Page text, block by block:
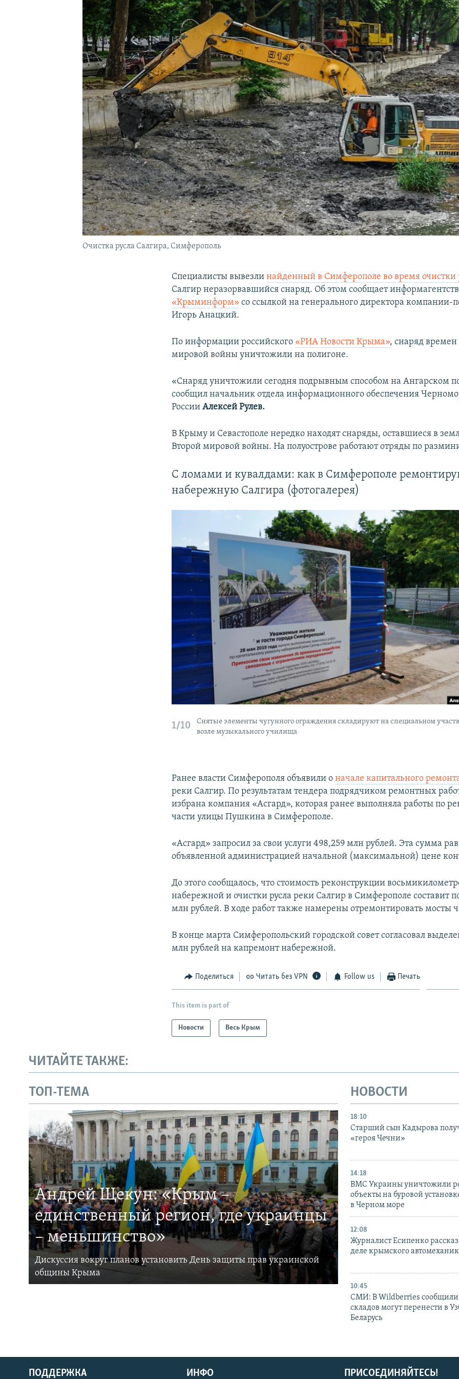
КРЫМ.НЕПОКОРЕННЫЙ
УКРАИНСКАЯ ПРОБЛЕМА КРЫМА
Очистка русла Салгира, Симферополь
Специалисты вывезлинайденный в Симферополе во время очистки
Салгир неразорвавшийся снаряд. Об этом сообщает
«Крыминформ» со ссылкой на генерального директора компании-
Игорь Анацкий.
По информации российского «РИА Новости Крыма», снаряд времен
мировой войны уничтожили на полигоне.
«Снаряд уничтожили сегодня подрывным способом на Ангарском
сообщил начальник отдела информационного обеспечения
РоссииАлексей Рулев.
В Крыму и Севастополе нередко находят снаряды, оставшиеся в
Второй мировой войны. На полуострове работают отряды по
С ломами и кувалдами: как в Симферополе
набережную Салгира (фотогалерея)
1/10
Снятые элементы чугунного ограждения складируют на специальном
возле музыкального училища
Ранее власти Симферополя объявили оначале капитального
реки Салгир. По результатам тендера подрядчиком ремонтных
избрана компания «Асгард», которая ранее выполняла работы по
части улицы Пушкина в Симферополе.
«Асгард» запросил за свои услуги 498,259 млн рублей. Эта сумма
объявленной администрацией начальной (максимальной) цене
До этого сообщалось, что стоимость реконструкции
набережной и очистки русла реки Салгир в Симферополе составит
млн рублей. В ходе работ также намерены отремонтировать мосты
В конце марта Симферопольский городской совет согласовал
млн рублей на капремонт набережной.
Поделиться Читать без VPN Follow us Печать
This item is part of
Новости Весь Крым
ЧИТАЙТЕ ТАКЖЕ:
ТОП-ТЕМА
Андрей Щекун: «Крым –
единственный регион, где украинцы
– меньшинство»
Дискуссия вокруг планов установить День защиты прав украинской
общины Крыма
НОВОСТИ
18:10
Старший сын Кадырова
«героя Чечни»
14:18
ВМС Украины уничтожили
объекты на буровой
в Черном море
12:08
Журналист Есипенко
деле крымского
10:45
СМИ: В Wildberries сообщили,
складов могут перенести в
Беларусь
ПРИСОЕДИНЯЙТЕСЬ!
ПОДДЕРЖКА ИНФО